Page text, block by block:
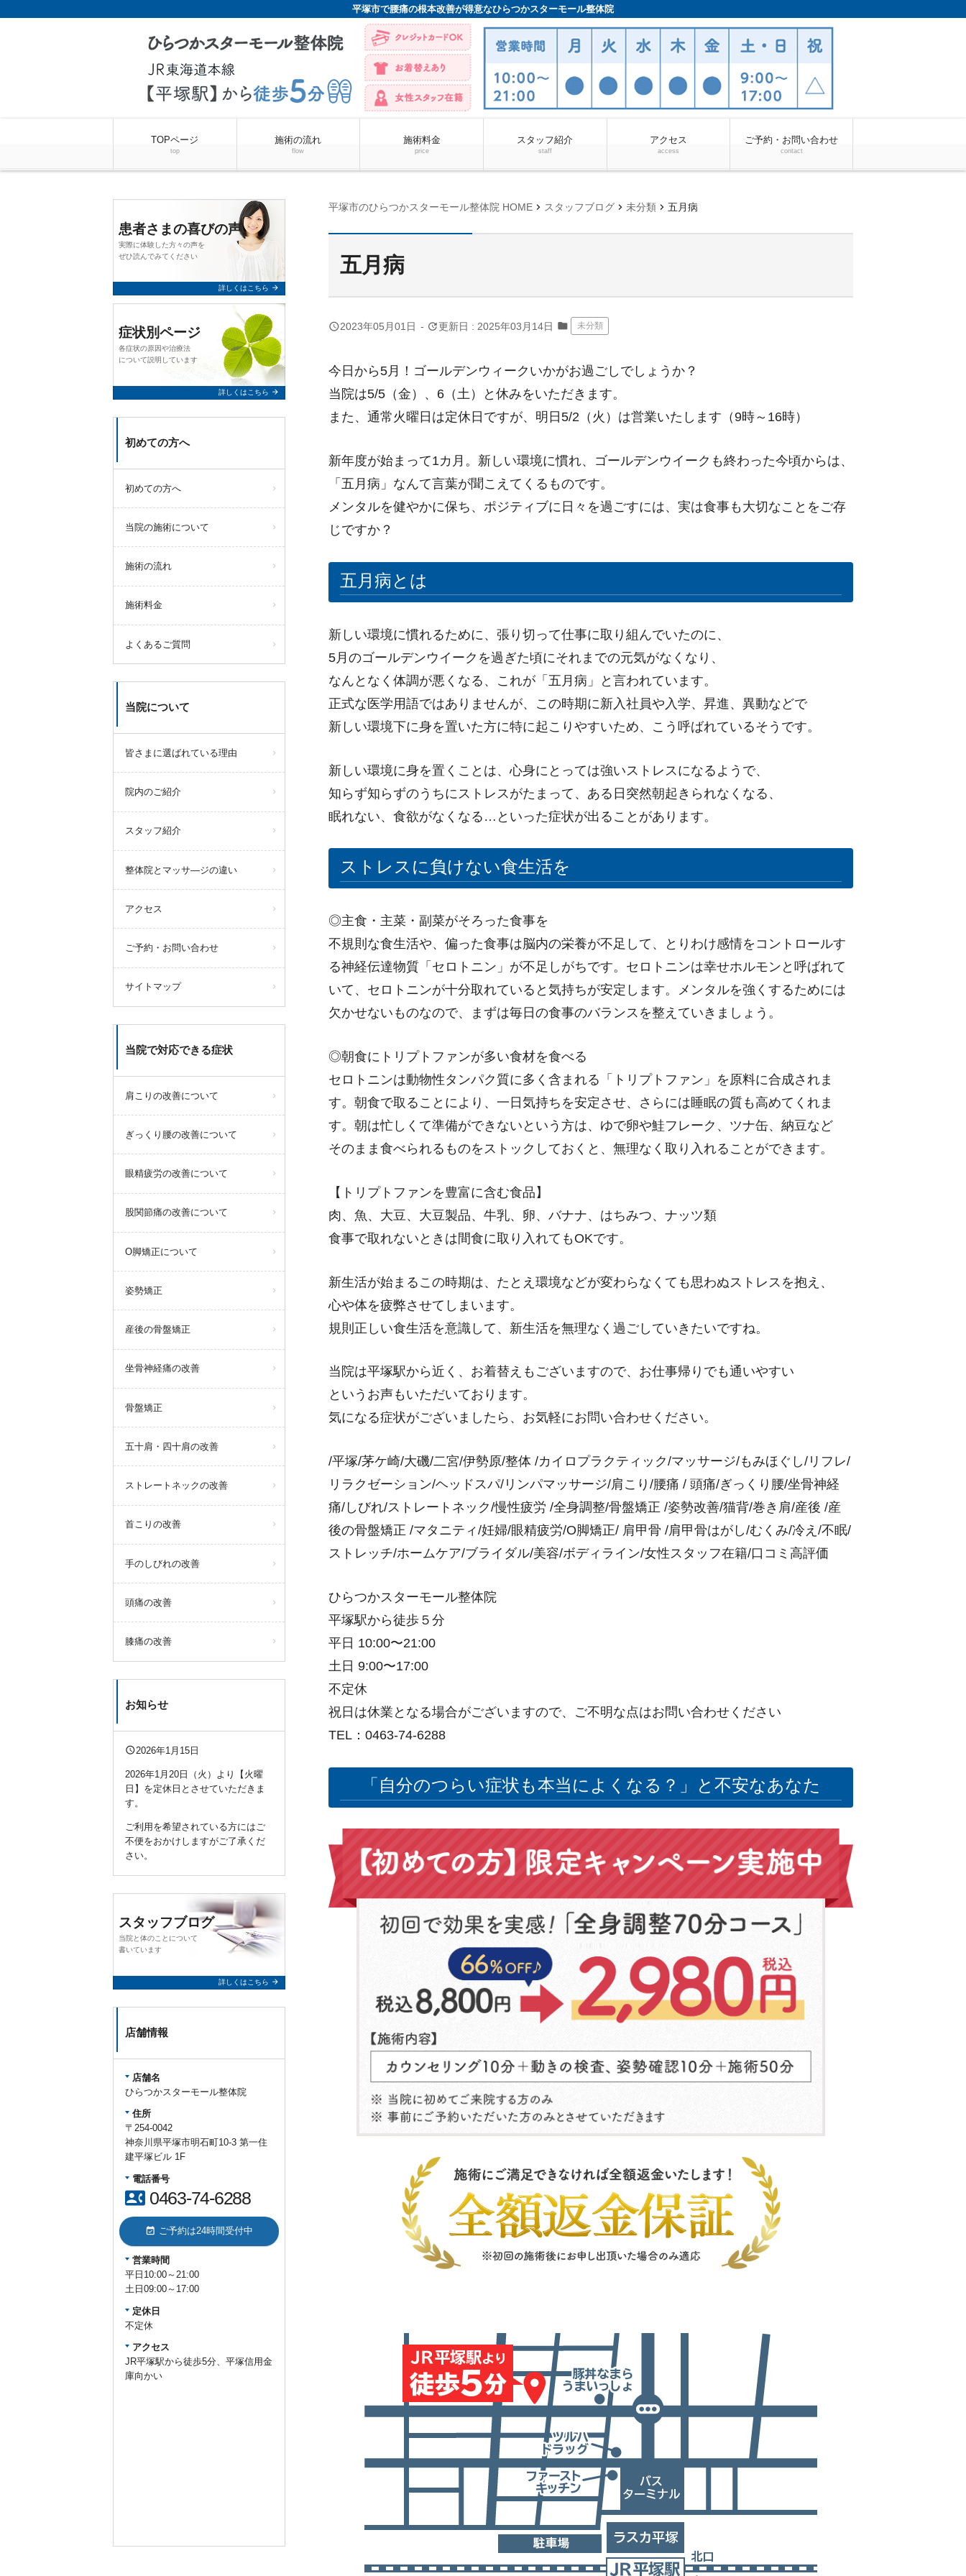
平塚市で腰痛の根本改善が得意なひらつかスターモール整体院
TOPページ
top
施術の流れ
flow
施術料金
price
スタッフ紹介
staff
アクセス
access
ご予約・お問い合わせ
contact
平塚市のひらつかスターモール整体院 HOME chevron_right スタッフブログ chevron_right 未分類 chevron_right 五月病
五月病
query_builder2023年05月01日 - update更新日 : 2025年03月14日 folder 未分類
今日から5月！ゴールデンウィークいかがお過ごしでしょうか？
当院は5/5（金）、6（土）と休みをいただきます。
また、通常火曜日は定休日ですが、明日5/2（火）は営業いたします（9時～16時）
新年度が始まって1カ月。新しい環境に慣れ、ゴールデンウイークも終わった今頃からは、
「五月病」なんて言葉が聞こえてくるものです。
メンタルを健やかに保ち、ポジティブに日々を過ごすには、実は食事も大切なことをご存
じですか？
五月病とは
新しい環境に慣れるために、張り切って仕事に取り組んでいたのに、
5月のゴールデンウイークを過ぎた頃にそれまでの元気がなくなり、
なんとなく体調が悪くなる、これが「五月病」と言われています。
正式な医学用語ではありませんが、この時期に新入社員や入学、昇進、異動などで
新しい環境下に身を置いた方に特に起こりやすいため、こう呼ばれているそうです。
新しい環境に身を置くことは、心身にとっては強いストレスになるようで、
知らず知らずのうちにストレスがたまって、ある日突然朝起きられなくなる、
眠れない、食欲がなくなる…といった症状が出ることがあります。
ストレスに負けない食生活を
◎主食・主菜・副菜がそろった食事を
不規則な食生活や、偏った食事は脳内の栄養が不足して、とりわけ感情をコントロールす
る神経伝達物質「セロトニン」が不足しがちです。セロトニンは幸せホルモンと呼ばれて
いて、セロトニンが十分取れていると気持ちが安定します。メンタルを強くするためには
欠かせないものなので、まずは毎日の食事のバランスを整えていきましょう。
◎朝食にトリプトファンが多い食材を食べる
セロトニンは動物性タンパク質に多く含まれる「トリプトファン」を原料に合成されま
す。朝食で取ることにより、一日気持ちを安定させ、さらには睡眠の質も高めてくれま
す。朝は忙しくて準備ができないという方は、ゆで卵や鮭フレーク、ツナ缶、納豆など
そのまま食べられるものをストックしておくと、無理なく取り入れることができます。
【トリプトファンを豊富に含む食品】
肉、魚、大豆、大豆製品、牛乳、卵、バナナ、はちみつ、ナッツ類
食事で取れないときは間食に取り入れてもOKです。
新生活が始まるこの時期は、たとえ環境などが変わらなくても思わぬストレスを抱え、
心や体を疲弊させてしまいます。
規則正しい食生活を意識して、新生活を無理なく過ごしていきたいですね。
当院は平塚駅から近く、お着替えもございますので、お仕事帰りでも通いやすい
というお声もいただいております。
気になる症状がございましたら、お気軽にお問い合わせください。
/平塚/茅ケ崎/大磯/二宮/伊勢原/整体 /カイロプラクティック/マッサージ/もみほぐし/リフレ/
リラクゼーション/ヘッドスパ/リンパマッサージ/肩こり/腰痛 / 頭痛/ぎっくり腰/坐骨神経
痛/しびれ/ストレートネック/慢性疲労 /全身調整/骨盤矯正 /姿勢改善/猫背/巻き肩/産後 /産
後の骨盤矯正 /マタニティ/妊婦/眼精疲労/O脚矯正/ 肩甲骨 /肩甲骨はがし/むくみ/冷え/不眠/
ストレッチ/ホームケア/ブライダル/美容/ボディライン/女性スタッフ在籍/口コミ高評価
ひらつかスターモール整体院
平塚駅から徒歩５分
平日 10:00〜21:00
土日 9:00〜17:00
不定休
祝日は休業となる場合がございますので、ご不明な点はお問い合わせください
TEL：0463-74-6288
「自分のつらい症状も本当によくなる？」と不安なあなた
患者さまの喜びの声
実際に体験した方々の声を
ぜひ読んでみてください
詳しくはこちら arrow_forward
症状別ページ
各症状の原因や治療法
について説明しています
詳しくはこちら arrow_forward
初めての方へ
初めての方へ
当院の施術について
施術の流れ
施術料金
よくあるご質問
当院について
皆さまに選ばれている理由
院内のご紹介
スタッフ紹介
整体院とマッサ―ジの違い
アクセス
ご予約・お問い合わせ
サイトマップ
当院で対応できる症状
肩こりの改善について
ぎっくり腰の改善について
眼精疲労の改善について
股関節痛の改善について
O脚矯正について
姿勢矯正
産後の骨盤矯正
坐骨神経痛の改善
骨盤矯正
五十肩・四十肩の改善
ストレートネックの改善
首こりの改善
手のしびれの改善
頭痛の改善
膝痛の改善
お知らせ
query_builder2026年1月15日
2026年1月20日（火）より【火曜
日】を定休日とさせていただきま
す。
ご利用を希望されている方にはご
不便をおかけしますがご了承くだ
さい。
スタッフブログ
当院と体のことについて
書いています
詳しくはこちら arrow_forward
店舗情報
店舗名
ひらつかスターモール整体院
住所
〒254-0042
神奈川県平塚市明石町10-3 第一住
建平塚ビル 1F
電話番号
contact_phone 0463-74-6288
event_available ご予約は24時間受付中
営業時間
平日10:00～21:00
土日09:00～17:00
定休日
不定休
アクセス
JR平塚駅から徒歩5分、平塚信用金
庫向かい